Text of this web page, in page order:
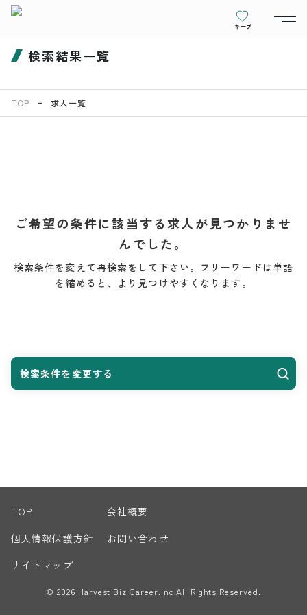
キープ
検索結果一覧
TOP 求人一覧
ご希望の条件に該当する求人が見つかりませ
んでした。
検索条件を変えて再検索をして下さい。フリーワードは単語
を縮めると、より見つけやすくなります。
検索条件を変更する
TOP
会社概要
個人情報保護方針
お問い合わせ
サイトマップ
© 2026 Harvest Biz Career.inc All Rights Reserved.